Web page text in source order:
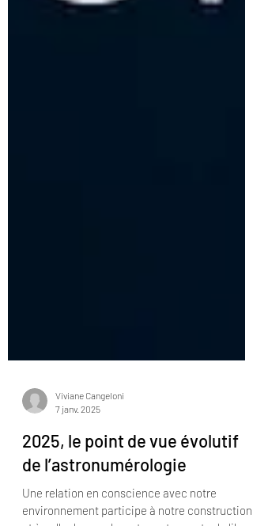
7 janv. 2025
2025, le point de vue évolutif
de l’astronumérologie
Une relation en conscience avec notre